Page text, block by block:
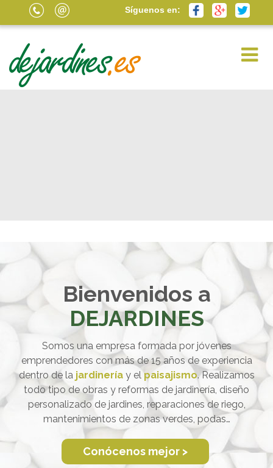
Síguenos en:
Bienvenidos a
DEJARDINES
Somos una empresa formada por jóvenes
emprendedores con más de 15 años de experiencia
dentro de la jardineríay elpaisajismo. Realizamos
todo tipo de obras y reformas de jardinería, diseño
personalizado de jardines, reparaciones de riego,
mantenimientos de zonas verdes, podas…
Conócenos mejor >